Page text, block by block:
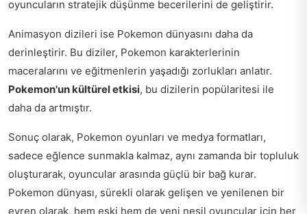
oyuncuların stratejik düşünme becerilerini de geliştirir.
Animasyon dizileri ise Pokemon dünyasını daha da
derinleştirir. Bu diziler, Pokemon karakterlerinin
maceralarını ve eğitmenlerin yaşadığı zorlukları anlatır.
Pokemon'un kültürel etkisi, bu dizilerin popülaritesi ile
daha da artmıştır.
Sonuç olarak, Pokemon oyunları ve medya formatları,
sadece eğlence sunmakla kalmaz, aynı zamanda bir topluluk
oluşturarak, oyuncular arasında güçlü bir bağ kurar.
Pokemon dünyası, sürekli olarak gelişen ve yenilenen bir
evren olarak, hem eski hem de yeni nesil oyuncular için her